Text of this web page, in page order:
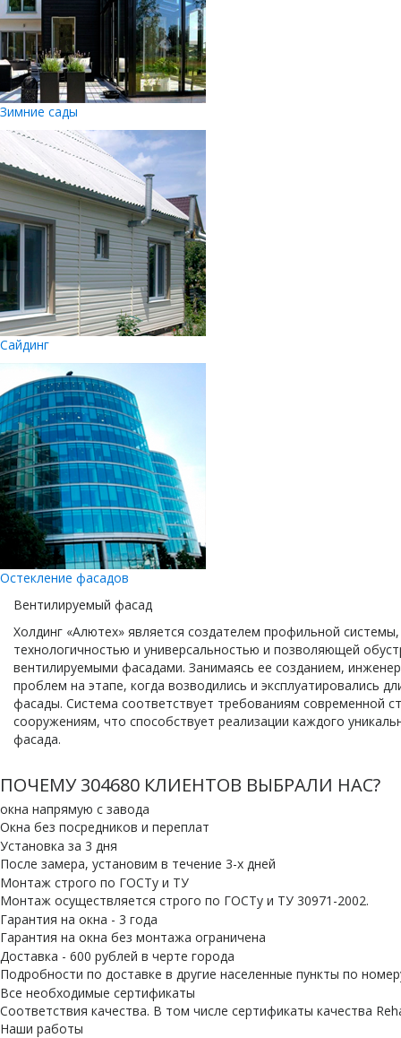
Зимние сады
Сайдинг
Остекление фасадов
Вентилируемый фасад
Холдинг «Алютех» является создателем профильной
технологичностью и универсальностью и позволяющей
вентилируемыми фасадами. Занимаясь ее созданием,
проблем на этапе, когда возводились и эксплуатировались
фасады. Система соответствует требованиям современной
сооружениям, что способствует реализации каждого
фасада.
ПОЧЕМУ304680 КЛИЕНТОВ ВЫБРАЛИ НАС?
окна напрямую с завода
Окна без посредников и переплат
Установка за 3 дня
После замера, установим в течение 3-х дней
Монтаж строго по ГОСТу и ТУ
Монтаж осуществляется строго по ГОСТу и ТУ 30971-2002.
Гарантия на окна - 3 года
Гарантия на окна без монтажа ограничена
Доставка - 600 рублей в черте города
Подробности по доставке в другие населенные пункты по
Все необходимые сертификаты
Cоответствия качества. В том числе сертификаты качества
Наши работы